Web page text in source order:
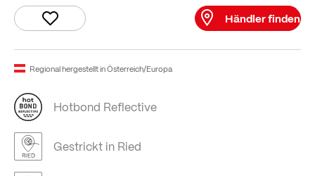
Händler finden
Regional hergestellt in Österreich/Europa
Hotbond Reflective
Gestrickt in Ried